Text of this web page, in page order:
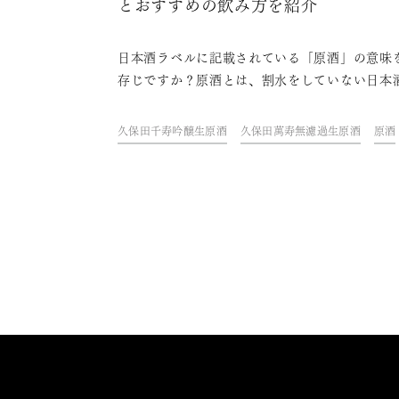
とおすすめの飲み方を紹介
日本酒ラベルに記載されている「原酒」の意味
存じですか？原酒とは、割水をしていない日本
味わいを楽しめます。この記事では、原酒の意味
特徴をはじめ、おすすめの飲み方や原酒で飲め
久保田千寿吟醸生原酒 久保田萬寿無濾過生原酒 原酒